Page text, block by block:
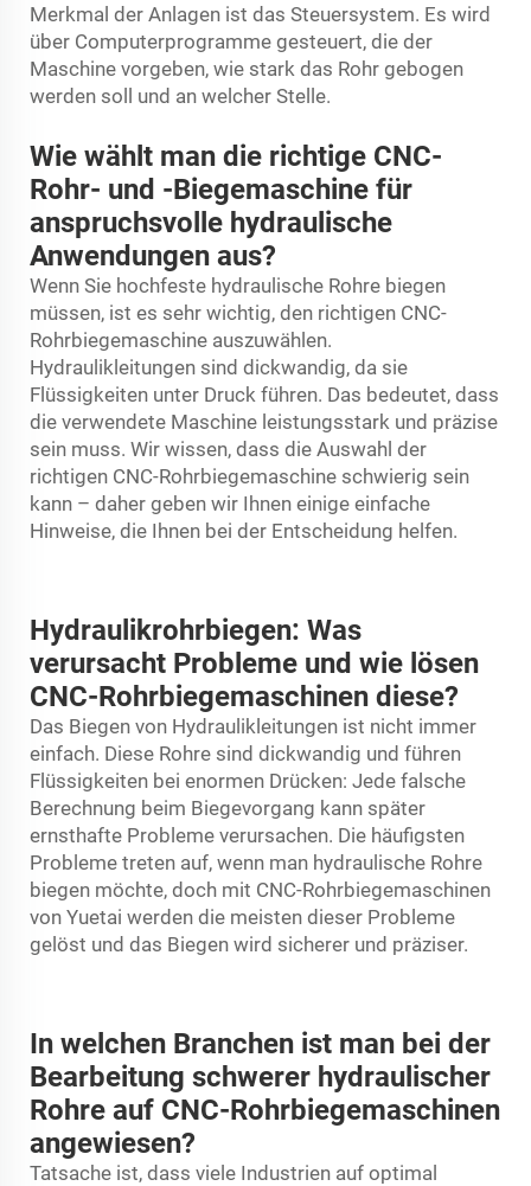
Merkmal der Anlagen ist das Steuersystem. Es wird
über Computerprogramme gesteuert, die der
Maschine vorgeben, wie stark das Rohr gebogen
werden soll und an welcher Stelle.
Wie wählt man die richtige CNC-
Rohr- und -Biegemaschine für
anspruchsvolle hydraulische
Anwendungen aus?
Wenn Sie hochfeste hydraulische Rohre biegen
müssen, ist es sehr wichtig, den richtigen CNC-
Rohrbiegemaschine auszuwählen.
Hydraulikleitungen sind dickwandig, da sie
Flüssigkeiten unter Druck führen. Das bedeutet, dass
die verwendete Maschine leistungsstark und präzise
sein muss. Wir wissen, dass die Auswahl der
richtigen CNC-Rohrbiegemaschine schwierig sein
kann – daher geben wir Ihnen einige einfache
Hinweise, die Ihnen bei der Entscheidung helfen.
Hydraulikrohrbiegen: Was
verursacht Probleme und wie lösen
CNC-Rohrbiegemaschinen diese?
Das Biegen von Hydraulikleitungen ist nicht immer
einfach. Diese Rohre sind dickwandig und führen
Flüssigkeiten bei enormen Drücken: Jede falsche
Berechnung beim Biegevorgang kann später
ernsthafte Probleme verursachen. Die häufigsten
Probleme treten auf, wenn man hydraulische Rohre
biegen möchte, doch mit CNC-Rohrbiegemaschinen
von Yuetai werden die meisten dieser Probleme
gelöst und das Biegen wird sicherer und präziser.
In welchen Branchen ist man bei der
Bearbeitung schwerer hydraulischer
Rohre auf CNC-Rohrbiegemaschinen
angewiesen?
Tatsache ist, dass viele Industrien auf optimal